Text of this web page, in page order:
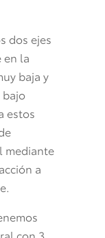
dos ejes
la
baja y
bajo
estos
mediante
a
con 3